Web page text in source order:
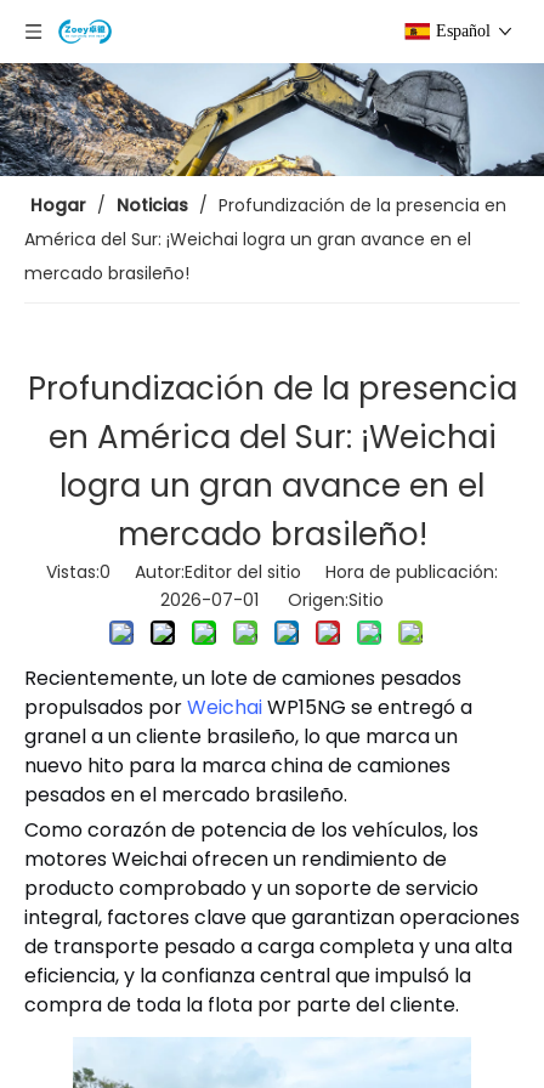
Español
Hogar / Noticias / Profundización de la presencia en
América del Sur: ¡Weichai logra un gran avance en el
mercado brasileño!
Profundización de la presencia
en América del Sur: ¡Weichai
logra un gran avance en el
mercado brasileño!
Vistas:0 Autor:Editor del sitio Hora de publicación:
2026-07-01 Origen:Sitio
Recientemente, un lote de camiones pesados ​​
propulsados ​​porWeichaiWP15NG se entregó a
granel a un cliente brasileño, lo que marca un
nuevo hito para la marca china de camiones
pesados ​​en el mercado brasileño.
Como corazón de potencia de los vehículos, los
motores Weichai ofrecen un rendimiento de
producto comprobado y un soporte de servicio
integral, factores clave que garantizan operaciones
de transporte pesado a carga completa y una alta
eficiencia, y la confianza central que impulsó la
compra de toda la flota por parte del cliente.